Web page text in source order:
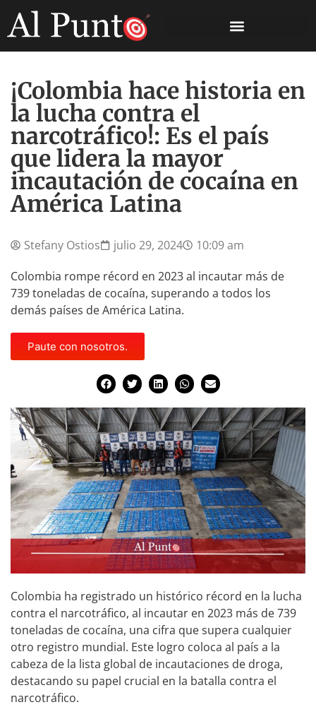
¡Colombia hace historia en
la lucha contra el
narcotráfico!: Es el país
que lidera la mayor
incautación de cocaína en
América Latina
Stefany Ostios julio 29, 2024
10:09 am
Colombia rompe récord en 2023 al incautar más de
739 toneladas de cocaína, superando a todos los
demás países de América Latina.
Paute con nosotros.
Colombia ha registrado un histórico récord en la lucha
contra el narcotráfico, al incautar en 2023 más de 739
toneladas de cocaína, una cifra que supera cualquier
otro registro mundial. Este logro coloca al país a la
cabeza de la lista global de incautaciones de droga,
destacando su papel crucial en la batalla contra el
narcotráfico.